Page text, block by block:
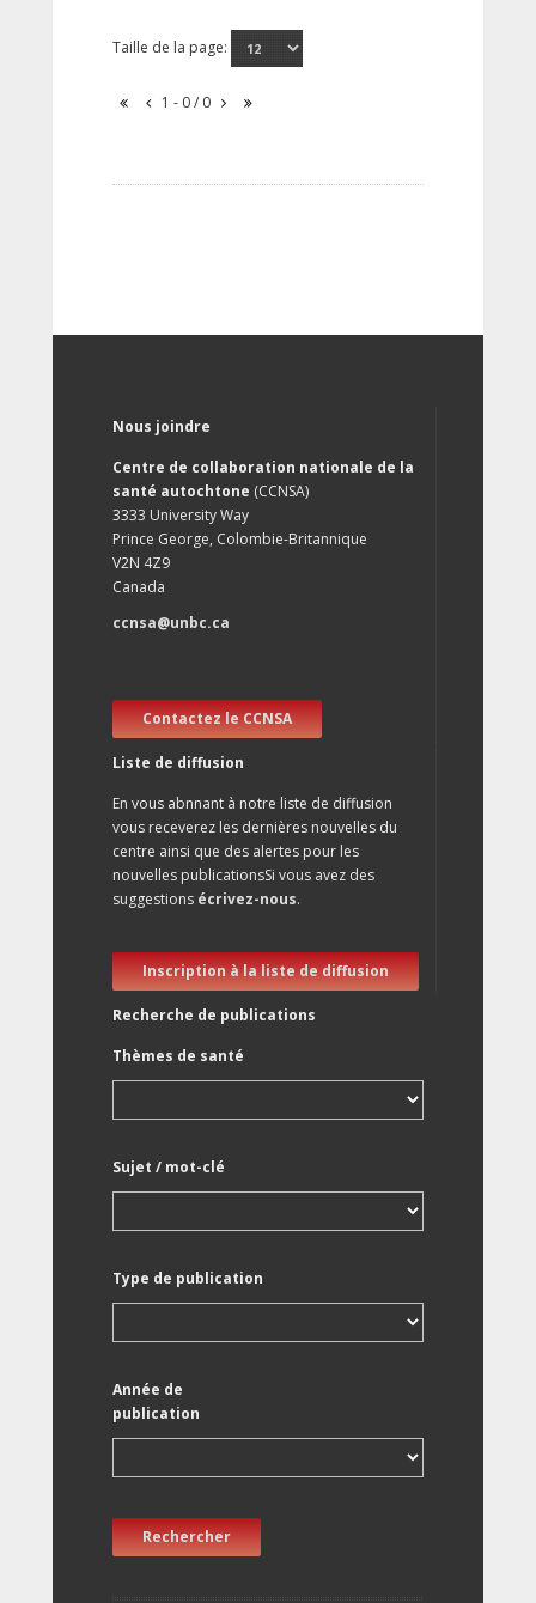
Taille de la page:
1 - 0 / 0
Nous joindre
Centre de collaboration nationale de la
santé autochtone (CCNSA)
3333 University Way
Prince George, Colombie-Britannique
V2N 4Z9
Canada
ccnsa@unbc.ca
Contactez le CCNSA
Liste de diffusion
En vous abnnant à notre liste de diffusion
vous receverez les dernières nouvelles du
centre ainsi que des alertes pour les
nouvelles publicationsSi vous avez des
suggestions écrivez-nous.
Inscription à la liste de diffusion
Recherche de publications
Thèmes de santé
Sujet / mot-clé
Type de publication
Année de
publication
Rechercher